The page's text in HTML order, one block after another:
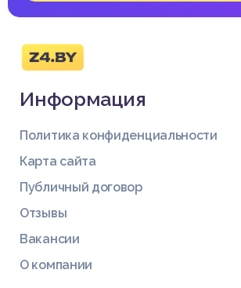
Информация
Политика конфиденциальности
Карта сайта
Публичный договор
Отзывы
Вакансии
О компании